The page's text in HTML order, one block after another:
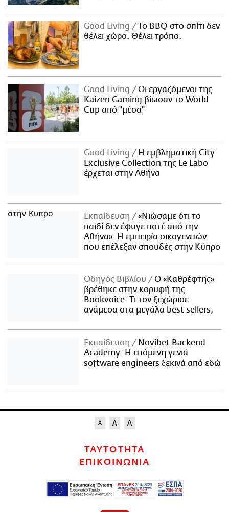
Good Living
Το BBQ στο σπίτι δεν
θέλει χώρο. Θέλει τρόπο.
Good Living
Οι εργαζόμενοι της
Kaizen Gaming βίωσαν το World
Cup από "μέσα"
Good Living
Η εμβληματική City
Exclusive Collection της Le Labo
έρχεται στην Αθήνα
Εκπαίδευση
«Νιώσαμε ότι το
παιδί δεν έφυγε ποτέ από την
Αθήνα»: Η εμπειρία οικογενειών
που επέλεξαν σπουδές στην Κύπρο
Οδηγός Βιβλίου
Ο «Καθρέφτης»
βρέθηκε στην κορυφή της
Bookvoice. Τι τον ξεχώρισε
ανάμεσα στα μεγάλα best sellers;
Εκπαίδευση
Novibet Backend
Academy: Η επόμενη γενιά
software engineers ξεκινά από εδώ
ΤΑΥΤΟΤΗΤΑ
ΕΠΙΚΟΙΝΩΝΙΑ